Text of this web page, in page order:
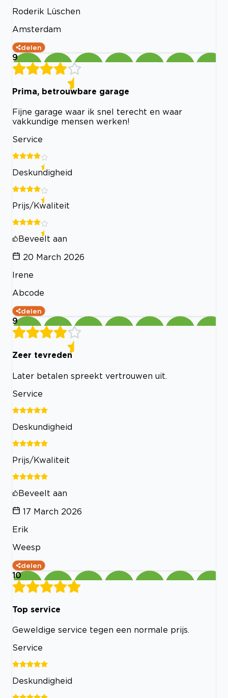
Roderik Lüschen
Amsterdam
delen
9
Prima, betrouwbare garage
Fijne garage waar ik snel terecht en waar
vakkundige mensen werken!
Service
Deskundigheid
Prijs/Kwaliteit
Beveelt aan
20 March 2026
Irene
Abcode
delen
9
Zeer tevreden
Later betalen spreekt vertrouwen uit.
Service
Deskundigheid
Prijs/Kwaliteit
Beveelt aan
17 March 2026
Erik
Weesp
delen
10
Top service
Geweldige service tegen een normale prijs.
Service
Deskundigheid